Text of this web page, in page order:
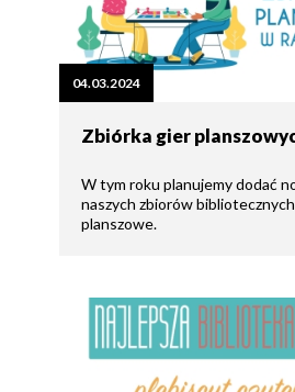
04.03.2024
Zbiórka gier
W tym roku planujemy dodać
naszych zbiorów
planszowe.